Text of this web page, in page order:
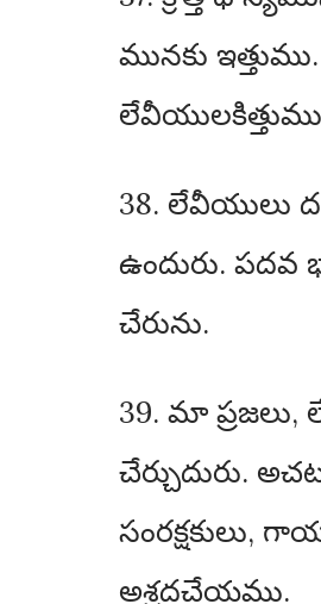
మునకు
38. లేవీయులు
ఉందురు.
చేరును.
39. మా
చేర్చుదురు.
సంరక్షకులు,
అశ్రద్ధచేయము.